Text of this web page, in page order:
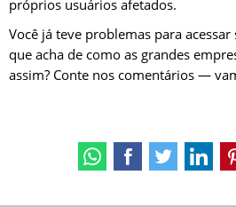
próprios usuários afetados.
Você já teve problemas para acessar
que acha de como as grandes
assim? Conte nos comentários —